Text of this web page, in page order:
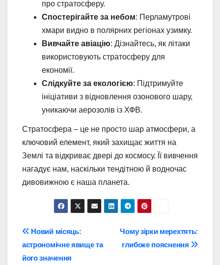
про стратосферу.
Спостерігайте за небом: Перламутрові
хмари видно в полярних регіонах узимку.
Вивчайте авіацію: Дізнайтесь, як літаки
використовують стратосферу для
економії.
Слідкуйте за екологією: Підтримуйте
ініціативи з відновлення озонового шару,
уникаючи аерозолів із ХФВ.
Стратосфера – це не просто шар атмосфери, а
ключовий елемент, який захищає життя на
Землі та відкриває двері до космосу. Її вивчення
нагадує нам, наскільки тендітною й водночас
дивовижною є наша планета.
Навігація
записів
Чому зірки мерехтять:
глибоке пояснення
Новий місяць:
астрономічне явище та
його значення